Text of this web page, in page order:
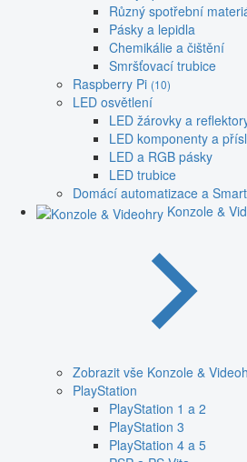
Různý spotřební
Pásky a lepidla
Chemikálie a čištění
Smršťovací trubice
Raspberry Pi (10)
LED osvětlení
LED žárovky a
LED komponenty a
LED a RGB pásky
LED trubice
Domácí automatizace a
Konzole &
Zobrazit vše Konzole &
PlayStation
PlayStation 1 a 2
PlayStation 3
PlayStation 4 a 5